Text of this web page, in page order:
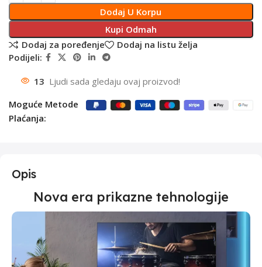
Dodaj U Korpu
Kupi Odmah
Dodaj za poređenje
Dodaj na listu želja
Podijeli:
13 Ljudi sada gledaju ovaj proizvod!
Moguće Metode
Plaćanja:
Opis
Nova era prikazne tehnologije